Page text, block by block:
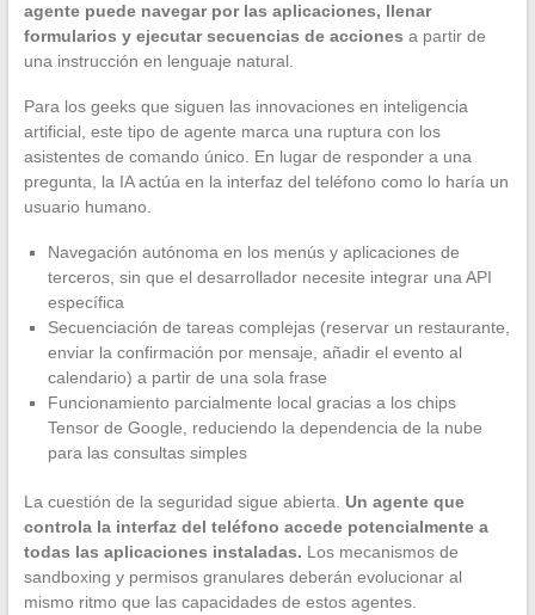
agente puede navegar por las aplicaciones, llenar
formularios y ejecutar secuencias de acciones a partir de
una instrucción en lenguaje natural.
Para los geeks que siguen las innovaciones en inteligencia
artificial, este tipo de agente marca una ruptura con los
asistentes de comando único. En lugar de responder a una
pregunta, la IA actúa en la interfaz del teléfono como lo haría un
usuario humano.
Navegación autónoma en los menús y aplicaciones de
terceros, sin que el desarrollador necesite integrar una API
específica
Secuenciación de tareas complejas (reservar un restaurante,
enviar la confirmación por mensaje, añadir el evento al
calendario) a partir de una sola frase
Funcionamiento parcialmente local gracias a los chips
Tensor de Google, reduciendo la dependencia de la nube
para las consultas simples
La cuestión de la seguridad sigue abierta. Un agente que
controla la interfaz del teléfono accede potencialmente a
todas las aplicaciones instaladas. Los mecanismos de
sandboxing y permisos granulares deberán evolucionar al
mismo ritmo que las capacidades de estos agentes.